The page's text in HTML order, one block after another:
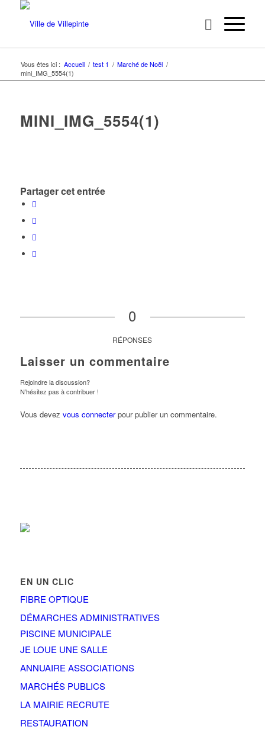
Vous êtes ici : Accueil / test 1 / Marché de Noël /
mini_IMG_5554(1)
MINI_IMG_5554(1)
Partager cet entrée
0
RÉPONSES
Laisser un commentaire
Rejoindre la discussion?
N’hésitez pas à contribuer !
Vous devez vous connecterpour publier un commentaire.
EN UN CLIC
FIBRE OPTIQUE
DÉMARCHES ADMINISTRATIVES
PISCINE MUNICIPALE
JE LOUE UNE SALLE
ANNUAIRE ASSOCIATIONS
MARCHÉS PUBLICS
LA MAIRIE RECRUTE
RESTAURATION